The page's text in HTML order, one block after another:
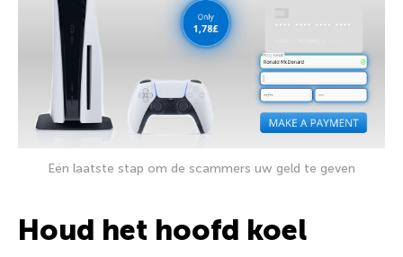
Eén laatste stap om de scammers uw geld te geven
Houd het hoofd koel